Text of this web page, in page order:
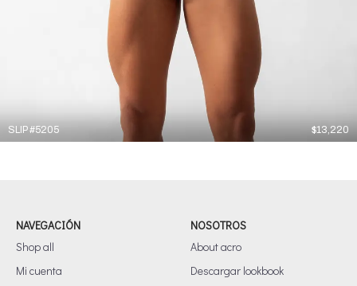
SLIP #5205 $13,220
NAVEGACIÓN
Shop all
Mi cuenta
NOSOTROS
About acro
Descargar lookbook